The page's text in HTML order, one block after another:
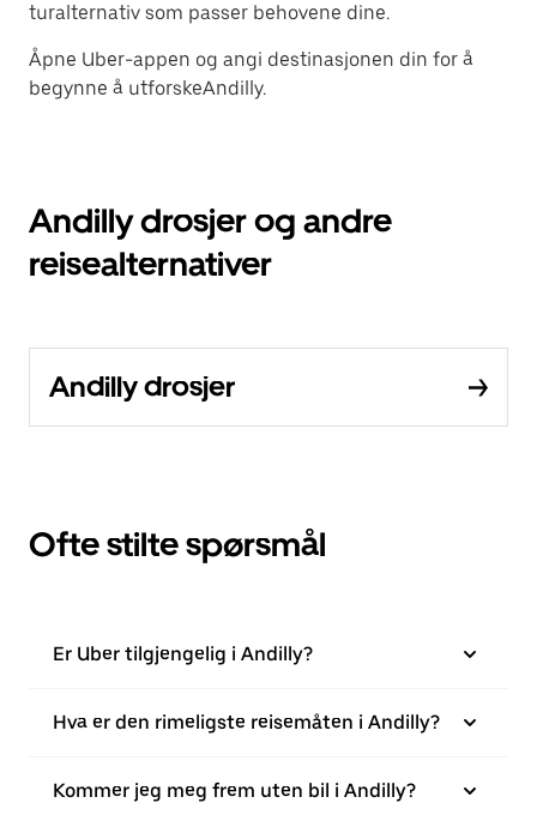
turalternativ som passer behovene dine.
Åpne Uber-appen og angi destinasjonen din for å
begynne å utforskeAndilly.
Andilly drosjer og andre
reisealternativer
Andilly drosjer
Ofte stilte spørsmål
Er Uber tilgjengelig i Andilly?
Hva er den rimeligste reisemåten i Andilly?
Kommer jeg meg frem uten bil i Andilly?